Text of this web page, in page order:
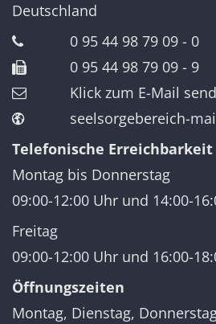
Deutschland
0 95 44 98 79 09 - 0
0 95 44 98 79 09 - 9
Klick zum E-Mail
seelsorgebereich-
Telefonische Erreichbarkeit
Montag bis Donnerstag
09:00-12:00 Uhr und 14:00-
Freitag
09:00-12:00 Uhr und 16:00-
Öffnungszeiten
Montag, Dienstag,